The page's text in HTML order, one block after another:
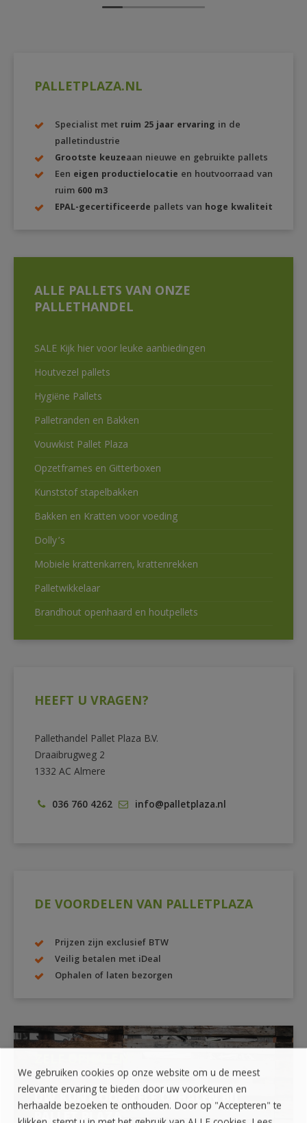
PALLETPLAZA.NL
Specialist met ruim 25 jaar ervaring in de
palletindustrie
Grootste keuzeaan nieuwe en gebruikte pallets
Een eigen productielocatie en houtvoorraad van
ruim 600 m3
EPAL-gecertificeerde pallets van hoge kwaliteit
ALLE PALLETS VAN ONZE
PALLETHANDEL
SALE Kijk hier voor leuke aanbiedingen
Houtvezel pallets
Hygiëne Pallets
Palletranden en Bakken
Vouwkist Pallet Plaza
Opzetframes en Gitterboxen
Kunststof stapelbakken
Bakken en Kratten voor voeding
Dolly’s
Mobiele krattenkarren, krattenrekken
Palletwikkelaar
Brandhout openhaard en houtpellets
HEEFT U VRAGEN?
Pallethandel Pallet Plaza B.V.
Draaibrugweg 2
1332 AC Almere
036 760 4262 info@palletplaza.nl
DE VOORDELEN VAN PALLETPLAZA
Prijzen zijn exclusief BTW
Veilig betalen met iDeal
Ophalen of laten bezorgen
UW KUNT OOK ZELF OPHALEN BIJ
We gebruiken cookies op onze website om u de meest
relevante ervaring te bieden door uw voorkeuren en
herhaalde bezoeken te onthouden. Door op "Accepteren" te